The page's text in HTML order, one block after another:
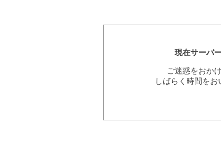
現在サーバ
ご迷惑をおか
しばらく時間を